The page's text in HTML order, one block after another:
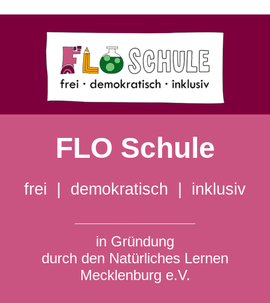
FLO Schule
frei | demokratisch | inklusiv
in Gründung
durch den Natürliches Lernen
Mecklenburg e.V.